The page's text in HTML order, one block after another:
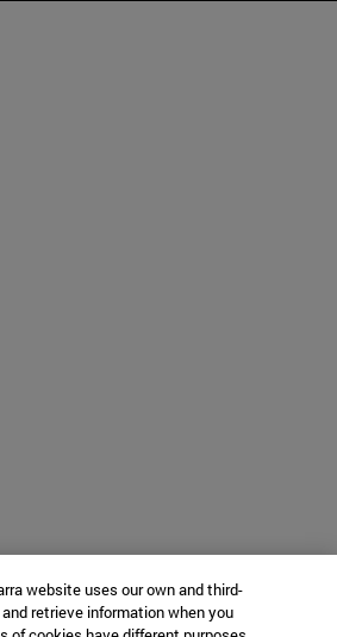
website uses our own and third-
retrieve information when you